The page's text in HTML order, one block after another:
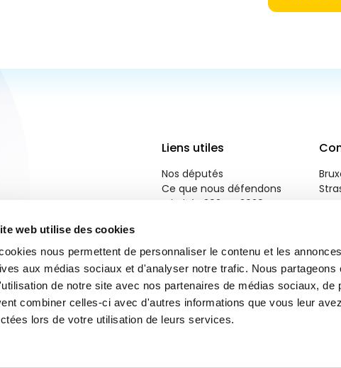
web utilise des cookies
nous permettent de personnaliser le contenu et les
aux médias sociaux et d'analyser notre trafic. Nous partageons
de notre site avec nos partenaires de médias sociaux, de
combiner celles-ci avec d'autres informations que vous leur
lors de votre utilisation de leurs services.
Liens utiles
Nos députés
Ce que nous défendons
Priorités 2024 - 2029
Contactez-nous
réservés. Créé parBrand Response.